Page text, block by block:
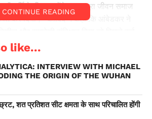
की पूर्ति के लिए उन्होंने अपना पूरा जीवन समाज
कर दिया।’’ कोविंद ने कहा कि आंबेडकर ने
नागरिकों के विश्वास को मजबूत और गहरा
ने कहा कि आंबेडकर जयंती के अवसर हम डॉ
और मूल्यों से प्रेरणों लें, उनकी सीखों तथा
आत्मसात करने का संकल्प लें तथा एक मजबूत
में योगदान दें।
CONTINUE READING
like...
INTERVIEW WITH MICHAEL
THE ORIGIN OF THE WUHAN
शत प्रतिशत सीट क्षमता के साथ परिचालित होंगी